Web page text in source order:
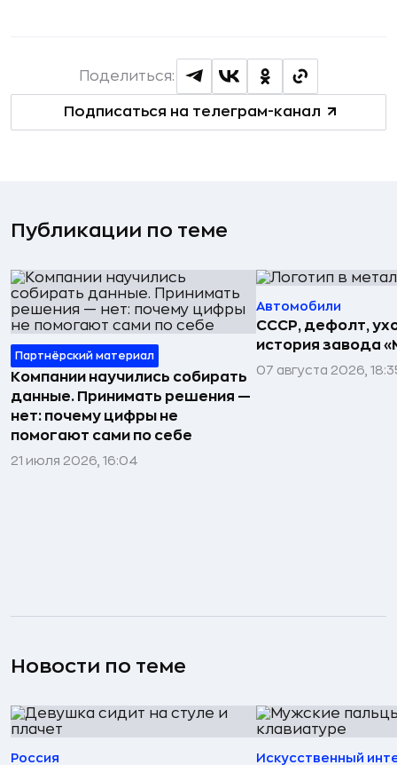
Подписаться на телеграм-канал
Поделиться:
Публикации по теме
Партнёрский материал
Компании научились собирать
данные. Принимать решения —
нет: почему цифры не
помогают сами по себе
21 июля 2026, 16:04
Автомобили
СССР, дефолт,
история завода
07 августа 2026,
Новости по теме
Россия Искусственный